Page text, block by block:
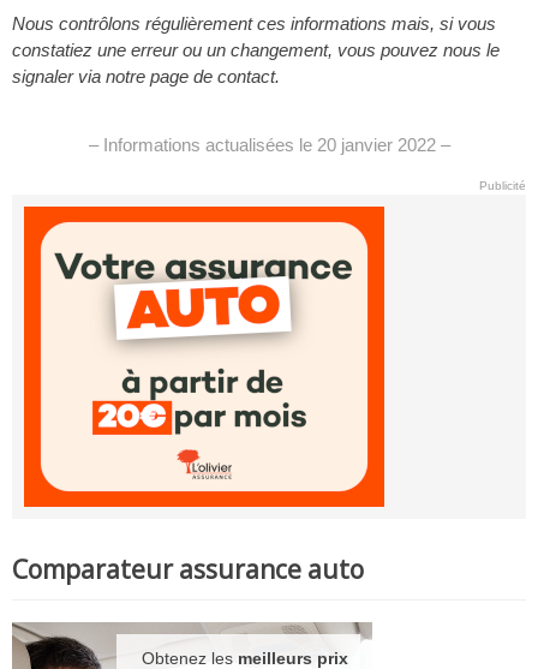
Nous contrôlons régulièrement ces informations mais, si vous
constatiez une erreur ou un changement, vous pouvez nous le
signaler via notre page de contact.
– Informations actualisées le 20 janvier 2022 –
Publicité
Comparateur assurance auto
Obtenez les meilleurs prix